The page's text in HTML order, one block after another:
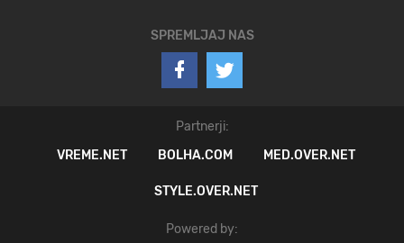
SPREMLJAJ NAS
Partnerji:
VREME.NET
BOLHA.COM MED.OVER.NET
STYLE.OVER.NET
Powered by: